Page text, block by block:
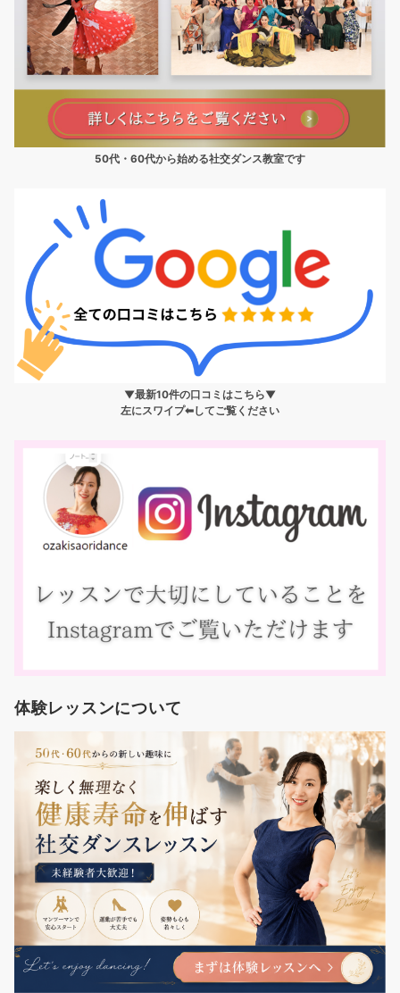
50代・60代から始める社交ダンス教室です
▼最新10件の口コミはこちら▼
左にスワイプ⬅︎してご覧ください
体験レッスンについて